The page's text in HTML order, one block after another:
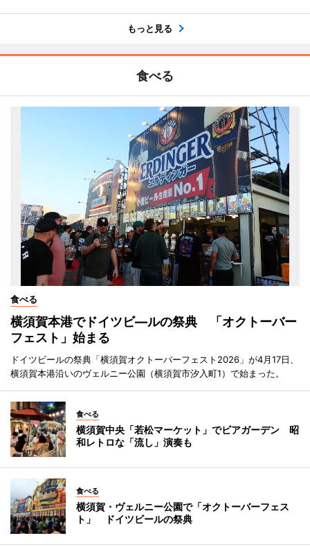
もっと見る
食べる
食べる
横須賀本港でドイツビ―ルの祭典 「オクトーバー
フェスト」始まる
ドイツビールの祭典「横須賀オクトーバーフェスト2026」が4月17日、
横須賀本港沿いのヴェルニー公園（横須賀市汐入町1）で始まった。
食べる
横須賀中央「若松マーケット」でビアガーデン 昭
和レトロな「流し」演奏も
食べる
横須賀・ヴェルニー公園で「オクトーバーフェス
ト」 ドイツビールの祭典